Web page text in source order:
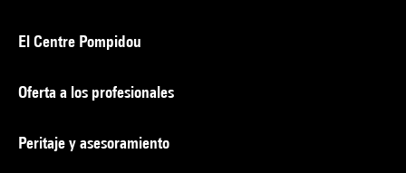
El Centre Pompidou
Oferta a los profesionales
Peritaje y asesoramiento